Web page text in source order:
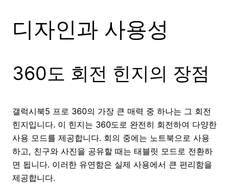
디자인과 사용성
360도 회전 힌지의 장점
갤럭시북5 프로 360의 가장 큰 매력 중 하나는 그 회전
힌지입니다. 이 힌지는 360도로 완전히 회전하여 다양한
사용 모드를 제공합니다. 회의 중에는 노트북으로 사용
하고, 친구와 사진을 공유할 때는 태블릿 모드로 전환하
면 됩니다. 이러한 유연함은 실제 사용에서 큰 편리함을
제공합니다.